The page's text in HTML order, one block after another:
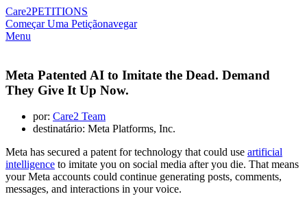
Care2PETITIONS
Começar Uma Petiçãonavegar
Menu
Meta Patented AI to Imitate the Dead. Demand
They Give It Up Now.
por: Care2 Team
destinatário: Meta Platforms, Inc.
Meta has secured a patent for technology that could use artificial
intelligence to imitate you on social media after you die. That means
your Meta accounts could continue generating posts, comments,
messages, and interactions in your voice.